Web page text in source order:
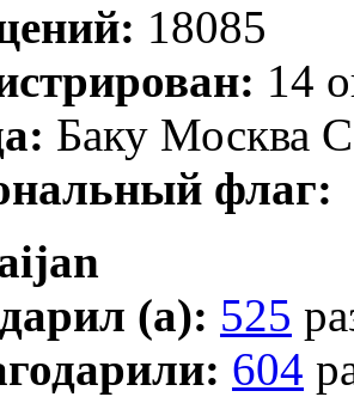
18085
14
Баку Москва
флаг:
(а): 525
604